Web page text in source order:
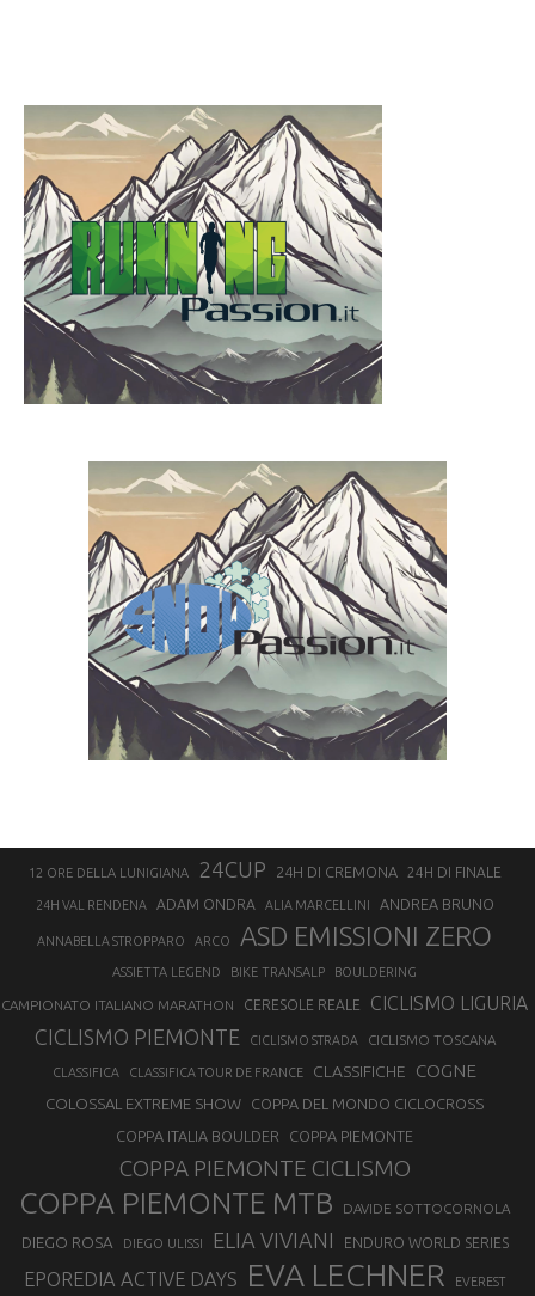
12 ORE DELLA LUNIGIANA 24CUP 24H DI CREMONA 24H DI FINALE
24H VAL RENDENA ADAM ONDRA ALIA MARCELLINI ANDREA BRUNO
ANNABELLA STROPPARO ARCO ASD EMISSIONI ZERO
ASSIETTA LEGEND BIKE TRANSALP BOULDERING
CAMPIONATO ITALIANO MARATHON CERESOLE REALE CICLISMO LIGURIA
CICLISMO PIEMONTE CICLISMO STRADA CICLISMO TOSCANA
CLASSIFICA CLASSIFICA TOUR DE FRANCE CLASSIFICHE COGNE
COLOSSAL EXTREME SHOW
COPPA DEL MONDO CICLOCROSS
COPPA ITALIA BOULDER
COPPA PIEMONTE
COPPA PIEMONTE CICLISMO
COPPA PIEMONTE MTB DAVIDE SOTTOCORNOLA
DIEGO ROSA DIEGO ULISSI ELIA VIVIANI ENDURO WORLD SERIES
EPOREDIA ACTIVE DAYS EVA LECHNER EVEREST